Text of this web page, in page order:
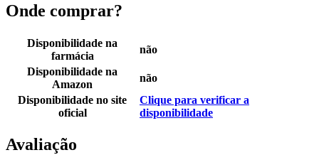
Onde comprar?
Disponibilidade na
farmácia
não
Disponibilidade na
Amazon
não
Disponibilidade no site
oficial
Clique para verificar a
disponibilidade
Avaliação